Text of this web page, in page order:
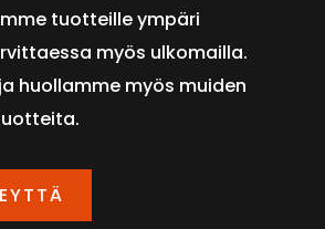
tuotteille ympäri
myös ulkomailla.
huollamme myös muiden